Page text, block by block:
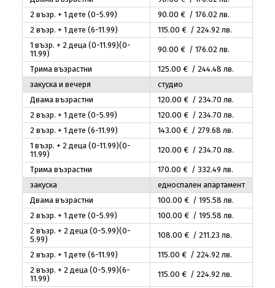
2 възр. + 1 дете (0-5.99)
90.00 € / 176.02лв.
2 възр. + 1 дете (6-11.99)
115.00 € / 224.92лв.
1 възр. + 2 деца (0-11.99)(0-
11.99)
90.00 € / 176.02лв.
Трима възрастни 125.00 € / 244.48 лв.
закуска и вечеря
студио
Двама възрастни
120.00 € / 234.70 лв.
2 възр. + 1 дете (0-5.99)
120.00 € / 234.70 лв.
2 възр. + 1 дете (6-11.99)
143.00 € / 279.68 лв.
1 възр. + 2 деца (0-11.99)(0-
11.99)
120.00 € / 234.70 лв.
Трима възрастни 170.00 € / 332.49 лв.
закуска
едноспален апартамент
Двама възрастни
100.00 € / 195.58 лв.
2 възр. + 1 дете (0-5.99)
100.00 € / 195.58 лв.
2 възр. + 2 деца (0-5.99)(0-
5.99)
108.00 € / 211.23 лв.
2 възр. + 1 дете (6-11.99) 115.00 € / 224.92лв.
2 възр. + 2 деца (0-5.99)(6-
11.99)
115.00 € / 224.92лв.